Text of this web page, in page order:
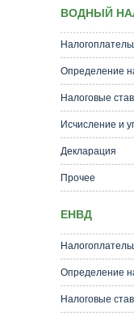
ВОДНЫЙ
Определение
Налоговые
Исчисление и
Декларация
Прочее
ЕНВД
Определение
Налоговые